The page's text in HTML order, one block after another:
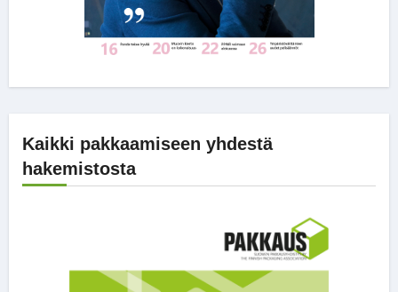
Kaikki pakkaamiseen yhdestä
hakemistosta